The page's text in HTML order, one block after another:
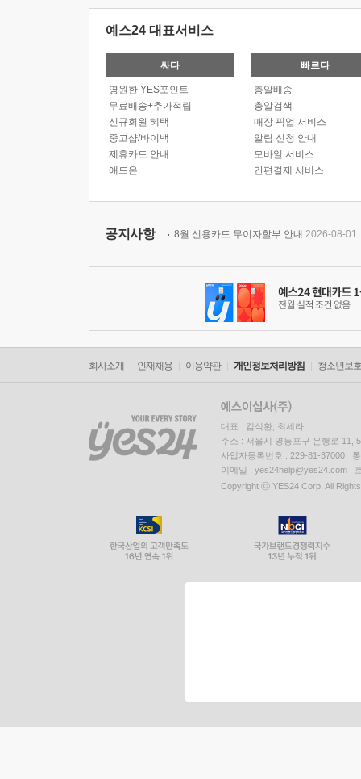
예스24 대표서비스
싸다
영원한 YES포인트
무료배송+추가적립
신규회원 혜택
중고샵/바이백
제휴카드 안내
애드온
빠르다
총알배송
총알검색
매장 픽업 서비스
알림 신청 안내
모바일 서비스
간편결제 서비스
공지사항 8월 신용카드 무이자할부 안내 2026-08-01
회사소개 인재채용 이용약관 개인정보처리방침 청소년보
대표 : 김석환, 최세라
주소 : 서울시 영등포구 은행로 11,
사업자등록번호 : 229-81-37000
이메일 : yes24help@yes24.com
Copyright ⓒ YES24 Corp. All